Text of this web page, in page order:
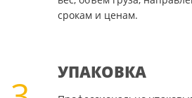
срокам и ценам.
УПАКОВКА